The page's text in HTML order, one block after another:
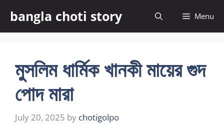
content
bangla choti story Menu
মুসলিম ধার্মিক খানকী মায়ের গুদ
পোদ মারা
July 20, 2025 by chotigolpo